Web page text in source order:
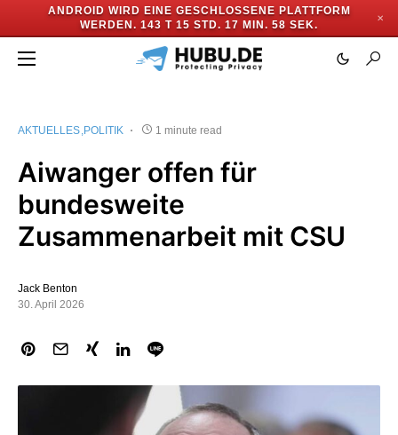
ANDROID WIRD EINE GESCHLOSSENE PLATTFORM
WERDEN. 143 T 15 STD. 17 MIN. 57 SEK.
✕
AKTUELLES POLITIK 1 minute read
Aiwanger offen für
bundesweite
Zusammenarbeit mit CSU
Jack Benton
30. April 2026